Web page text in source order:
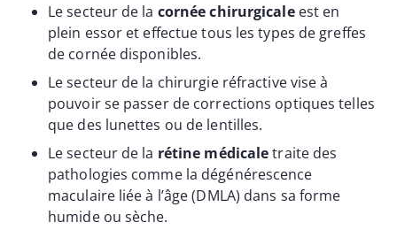
Le secteur de la cornée chirurgicaleest en
plein essor et effectue tous les types de greffes
de cornée disponibles.
Le secteur de la chirurgie réfractive vise à
pouvoir se passer de corrections optiques telles
que des lunettes ou de lentilles.
Le secteur de la rétine médicaletraite des
pathologies comme la dégénérescence
maculaire liée à l’âge (DMLA) dans sa forme
humide ou sèche.